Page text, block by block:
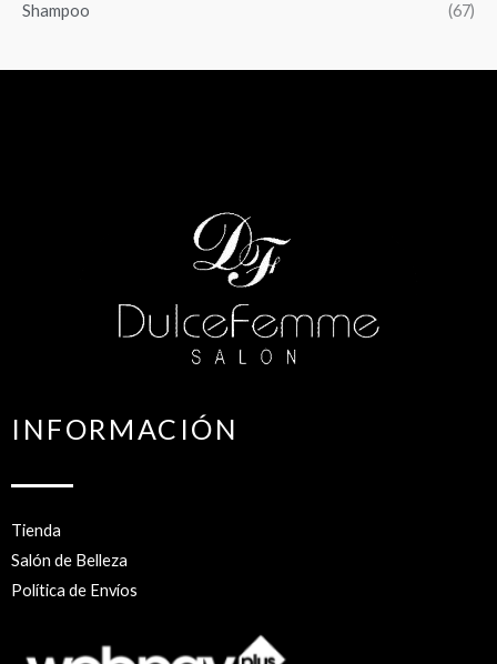
Shampoo (67)
INFORMACIÓN
Tienda
Salón de Belleza
Política de Envíos